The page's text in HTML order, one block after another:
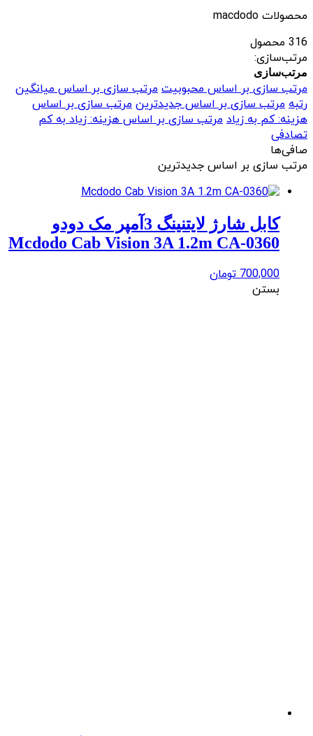
محصولات macdodo
316 محصول
مرتب‌سازی:
مرتب‌سازی
مرتب سازی بر اساس محبوبیت مرتب سازی بر اساس میانگین
رتبه مرتب سازی بر اساس جدیدترین مرتب سازی بر اساس
هزینه: کم به زیاد مرتب سازی بر اساس هزینه: زیاد به کم
تصادفی
صافی‌ها
مرتب سازی بر اساس جدیدترین
کابل شارژ لایتنینگ 3آمپر مک دودو
Mcdodo Cab Vision 3A 1.2m CA-0360
700,000 تومان
بستن